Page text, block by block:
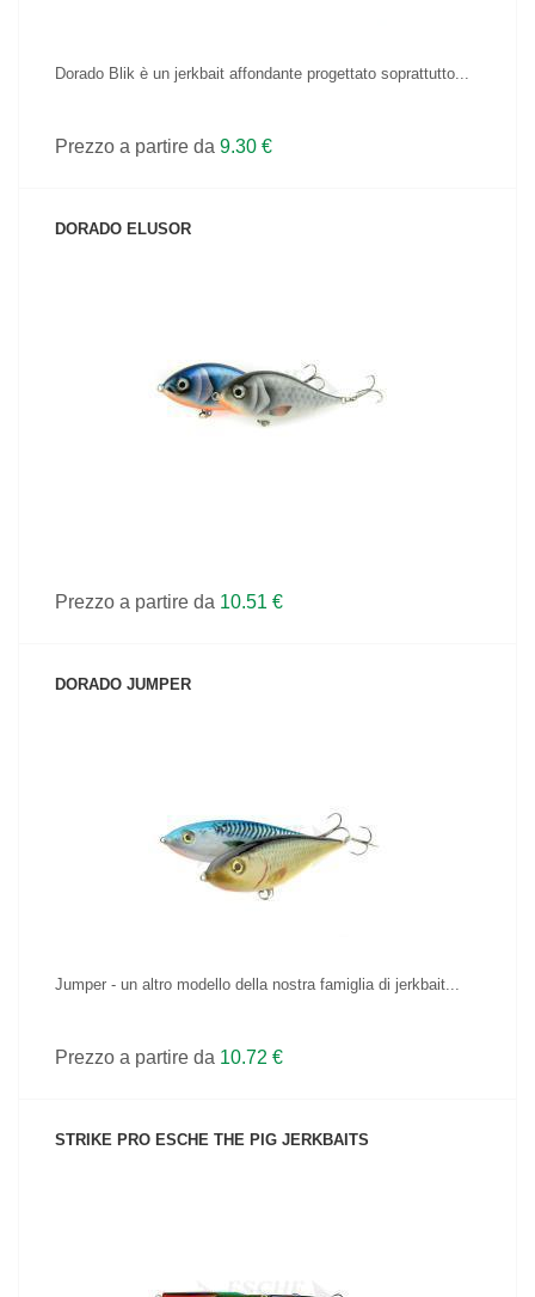
Dorado Blik è un jerkbait affondante progettato soprattutto...
Prezzo a partire da 9.30 €
DORADO ELUSOR
Prezzo a partire da 10.51 €
DORADO JUMPER
Jumper - un altro modello della nostra famiglia di jerkbait...
Prezzo a partire da 10.72 €
STRIKE PRO ESCHE THE PIG JERKBAITS